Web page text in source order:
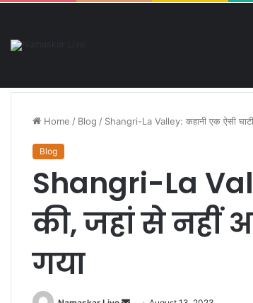
Home / Blog / Shangri-La Valley: कहानी एक ऐसी
Blog
Shangri-La
की, जहां से नहीं
गया